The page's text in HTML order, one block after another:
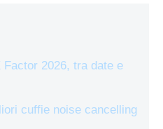
2026, tra date e
cuffie noise cancelling